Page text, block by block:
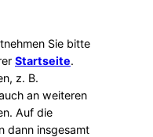
Sie bitte
Startseite.
z. B.
an weiteren
Auf die
dann insgesamt